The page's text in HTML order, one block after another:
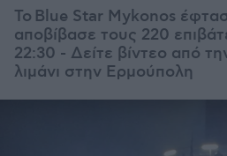
Το Blue Star Mykonos
αποβίβασε τους 220
22:30 - Δείτε βίντεο από
λιμάνι στην Ερμούπολη